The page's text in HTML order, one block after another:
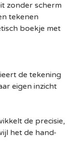
zonder scherm
tekenen
boekje met
de tekening
eigen inzicht
de precisie,
het de hand-